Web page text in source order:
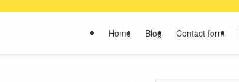
Home Blog Contact form